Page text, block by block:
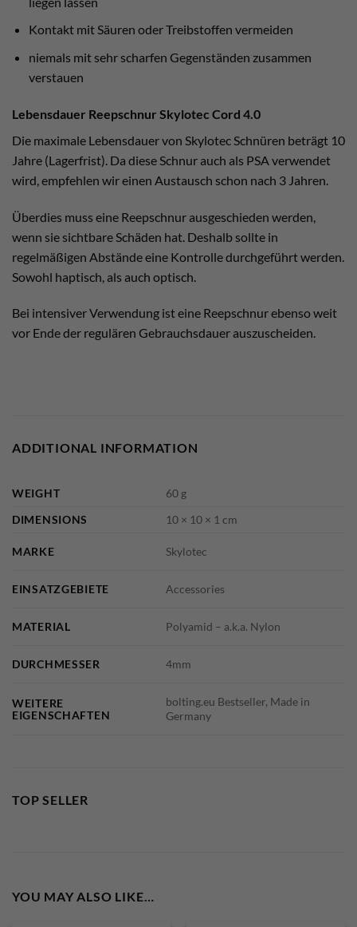
Kontakt mit Säuren oder Treibstoffen vermeiden
niemals mit sehr scharfen Gegenständen zusammen
verstauen
Lebensdauer Reepschnur Skylotec Cord 4.0
Die maximale Lebensdauer von Skylotec Schnüren beträgt 10
Jahre (Lagerfrist). Da diese Schnur auch als PSA verwendet
wird, empfehlen wir einen Austausch schon nach 3 Jahren.
Überdies muss eine Reepschnur ausgeschieden werden,
wenn sie sichtbare Schäden hat. Deshalb sollte in
regelmäßigen Abstände eine Kontrolle durchgeführt werden.
Sowohl haptisch, als auch optisch.
Bei intensiver Verwendung ist eine Reepschnur ebenso weit
vor Ende der regulären Gebrauchsdauer auszuscheiden.
ADDITIONAL INFORMATION
WEIGHT
60 g
DIMENSIONS
10 × 10 × 1 cm
MARKE Skylotec
EINSATZGEBIETE Accessories
MATERIAL Polyamid – a.k.a. Nylon
DURCHMESSER 4mm
WEITERE
EIGENSCHAFTEN
bolting.eu Bestseller, Made in
Germany
TOP SELLER
YOU MAY ALSO LIKE…